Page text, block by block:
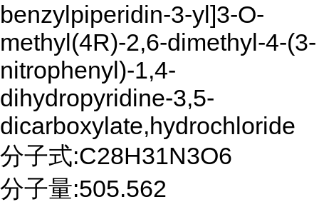
benzylpiperidin-3-yl]3-O-
methyl(4R)-2,6-dimethyl-4-(3-
nitrophenyl)-1,4-
dihydropyridine-3,5-
dicarboxylate,hydrochloride
分子式:C28H31N3O6
分子量:505.562